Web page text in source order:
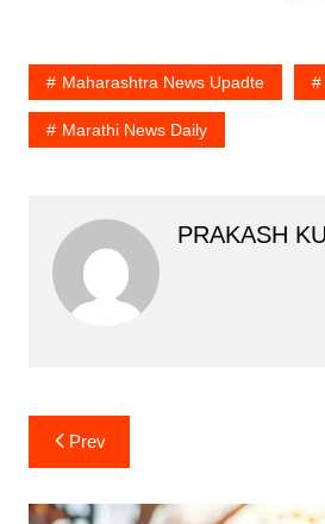
Maharashtra News Upadte
Marathi News Daily
PRAKASH
Post
navigation
Prev